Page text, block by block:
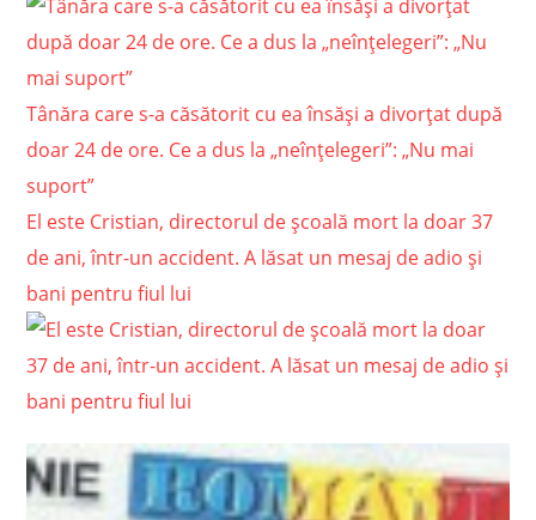
Tânăra care s-a căsătorit cu ea însăși a divorțat după
doar 24 de ore. Ce a dus la „neînțelegeri”: „Nu mai
suport”
El este Cristian, directorul de şcoală mort la doar 37
de ani, într-un accident. A lăsat un mesaj de adio și
bani pentru fiul lui